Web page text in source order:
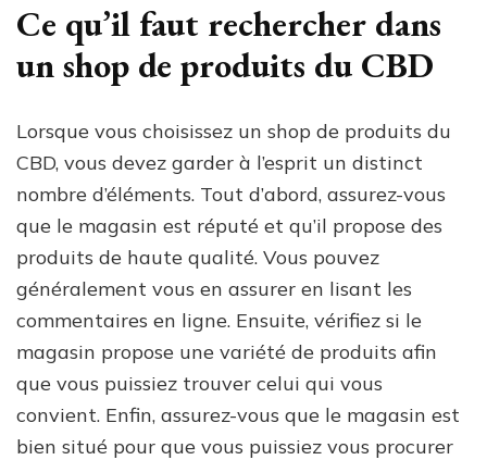
Ce qu’il faut rechercher dans
un shop de produits du CBD
Lorsque vous choisissez un shop de produits du
CBD, vous devez garder à l’esprit un distinct
nombre d’éléments. Tout d’abord, assurez-vous
que le magasin est réputé et qu’il propose des
produits de haute qualité. Vous pouvez
généralement vous en assurer en lisant les
commentaires en ligne. Ensuite, vérifiez si le
magasin propose une variété de produits afin
que vous puissiez trouver celui qui vous
convient. Enfin, assurez-vous que le magasin est
bien situé pour que vous puissiez vous procurer